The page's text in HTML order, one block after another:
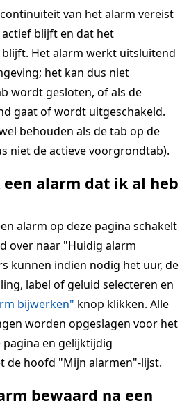
van het alarm vereist
blijft en dat het
Het alarm werkt uitsluitend
het kan dus niet
wordt gesloten, of als de
gaat of wordt uitgeschakeld.
behouden als de tab op de
niet de actieve voorgrondtab).
alarm dat ik al heb
alarm op deze pagina schakelt
over naar "Huidig alarm
kunnen indien nodig het uur, de
label of geluid selecteren en
bijwerken" knop klikken. Alle
worden opgeslagen voor het
pagina en gelijktijdig
de hoofd "Mijn alarmen"-lijst.
bewaard na een